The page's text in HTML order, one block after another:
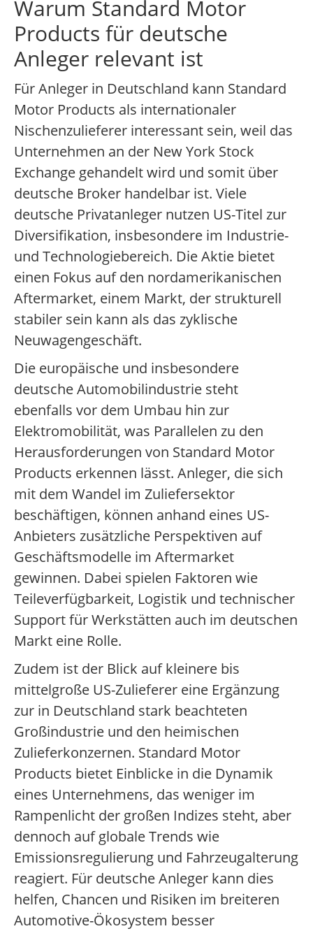
Warum Standard Motor
Products für deutsche
Anleger relevant ist
Für Anleger in Deutschland kann Standard
Motor Products als internationaler
Nischenzulieferer interessant sein, weil das
Unternehmen an der New York Stock
Exchange gehandelt wird und somit über
deutsche Broker handelbar ist. Viele
deutsche Privatanleger nutzen US-Titel zur
Diversifikation, insbesondere im Industrie-
und Technologiebereich. Die Aktie bietet
einen Fokus auf den nordamerikanischen
Aftermarket, einem Markt, der strukturell
stabiler sein kann als das zyklische
Neuwagengeschäft.
Die europäische und insbesondere
deutsche Automobilindustrie steht
ebenfalls vor dem Umbau hin zur
Elektromobilität, was Parallelen zu den
Herausforderungen von Standard Motor
Products erkennen lässt. Anleger, die sich
mit dem Wandel im Zuliefersektor
beschäftigen, können anhand eines US-
Anbieters zusätzliche Perspektiven auf
Geschäftsmodelle im Aftermarket
gewinnen. Dabei spielen Faktoren wie
Teileverfügbarkeit, Logistik und technischer
Support für Werkstätten auch im deutschen
Markt eine Rolle.
Zudem ist der Blick auf kleinere bis
mittelgroße US-Zulieferer eine Ergänzung
zur in Deutschland stark beachteten
Großindustrie und den heimischen
Zulieferkonzernen. Standard Motor
Products bietet Einblicke in die Dynamik
eines Unternehmens, das weniger im
Rampenlicht der großen Indizes steht, aber
dennoch auf globale Trends wie
Emissionsregulierung und Fahrzeugalterung
reagiert. Für deutsche Anleger kann dies
helfen, Chancen und Risiken im breiteren
Automotive-Ökosystem besser